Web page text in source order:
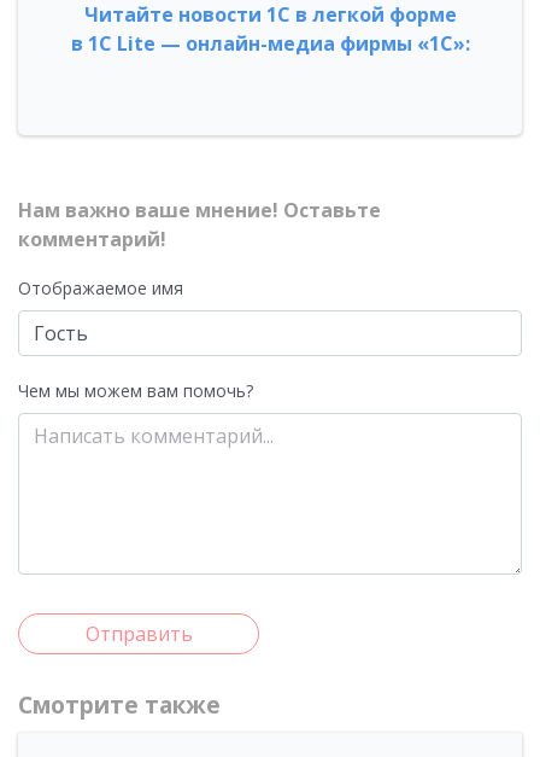
Читайте новости 1С в легкой форме
в 1С Lite — онлайн-медиа фирмы «1С»:
Нам важно ваше мнение! Оставьте
комментарий!
Отображаемое имя
Чем мы можем вам помочь?
Отправить
Смотрите также